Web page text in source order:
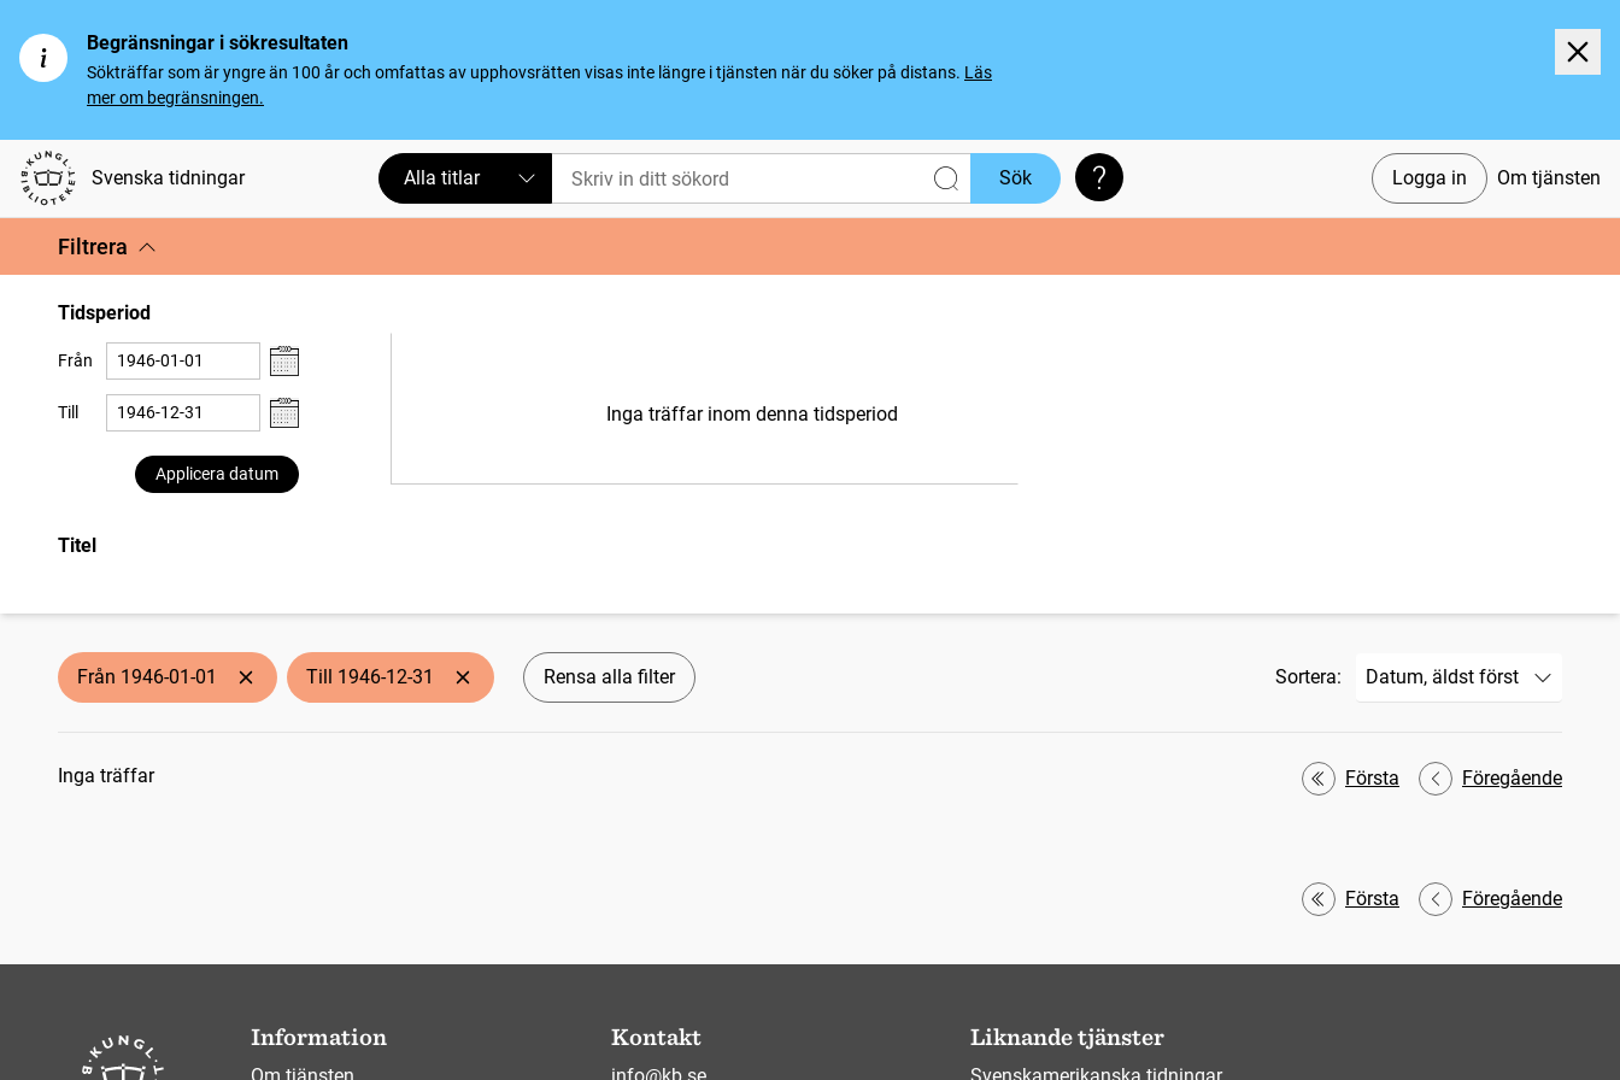
Begränsningar i sökresultaten
Sökträffar som är yngre än 100 år och omfattas av upphovsrätten visas inte längre i tjänsten när du söker på distans. Läs
mer om begränsningen.
Svenska tidningar Logga in Om tjänsten
Alla titlar Sök Söktips
Filtrera
Tidsperiod
Från
Till
Applicera datum
Inga träffar inom denna tidsperiod
Titel
Från 1946-01-01 Till 1946-12-31 Rensa alla filter Sortera:
Sökresultat
Inga träffar Första Föregående
Första Föregående
Information Kontakt Liknande tjänster